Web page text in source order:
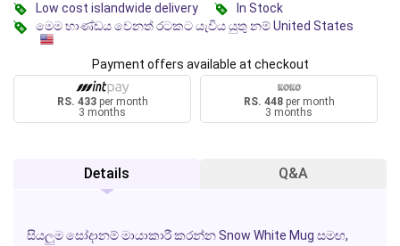
Low cost islandwide delivery
In Stock
මෙම භාණ්ඩය වෙනත් රටකට යැවිය යුතු නම් United States
Payment offers available at checkout
RS. 433per month
3 months
RS. 448per month
3 months
Details Q&A
සියලුම සෝදානම් මායාකාරී කරන්න Snow White Mug සමඟ,